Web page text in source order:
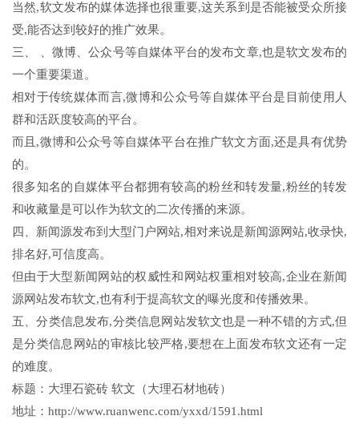
当然,软文发布的媒体选择也很重要,这关系到是否能被受众所接
受,能否达到较好的推广效果。
三、 、微博、公众号等自媒体平台的发布文章,也是软文发布的
一个重要渠道。
相对于传统媒体而言,微博和公众号等自媒体平台是目前使用人
群和活跃度较高的平台。
而且,微博和公众号等自媒体平台在推广软文方面,还是具有优势
的。
很多知名的自媒体平台都拥有较高的粉丝和转发量,粉丝的转发
和收藏量是可以作为软文的二次传播的来源。
四、新闻源发布到大型门户网站,相对来说是新闻源网站,收录快,
排名好,可信度高。
但由于大型新闻网站的权威性和网站权重相对较高,企业在新闻
源网站发布软文,也有利于提高软文的曝光度和传播效果。
五、分类信息发布,分类信息网站发软文也是一种不错的方式,但
是分类信息网站的审核比较严格,要想在上面发布软文还有一定
的难度。
标题：大理石瓷砖 软文（大理石材地砖）
地址：http://www.ruanwenc.com/yxxd/1591.html